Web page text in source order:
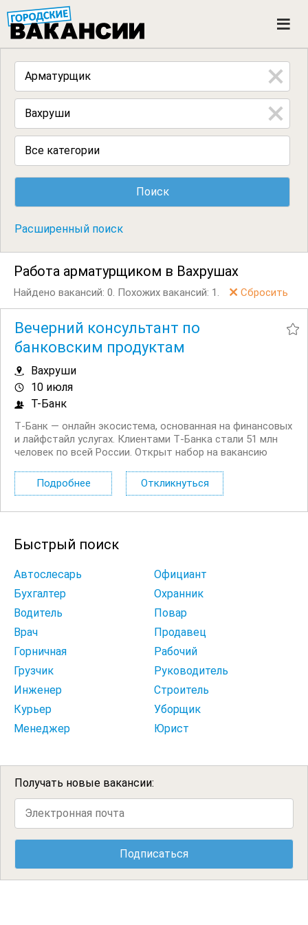
n
Все категории
Расширенный поиск
Работа арматурщиком в Вахрушах
Найдено вакансий: 0. Похожих вакансий: 1. Сбросить
Вечерний консультант по
банковским продуктам
Вахруши
10 июля
Т-Банк
Т‑Банк — онлайн экосистема, основанная на финансовых
и лайфстайл услугах. Клиентами Т‑Банка стали 51 млн
человек по всей России. Открыт набор на вакансию
будете делать: Консультировать клиентов по
депозитным продуктам на входящих звонках...
Подробнее Откликнуться
Быстрый поиск
Автослесарь
Официант
Бухгалтер
Охранник
Водитель
Повар
Врач
Продавец
Горничная
Рабочий
Грузчик
Руководитель
Инженер
Строитель
Курьер
Уборщик
Менеджер
Юрист
Получать новые вакансии: